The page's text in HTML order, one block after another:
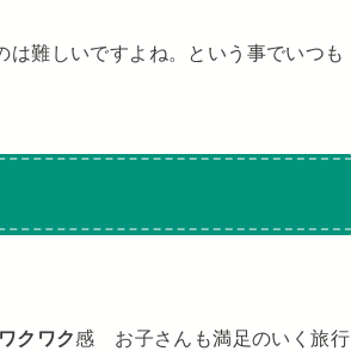
難しいですよね。という事でいつも
ワクワク感 お子さんも満足のいく旅行